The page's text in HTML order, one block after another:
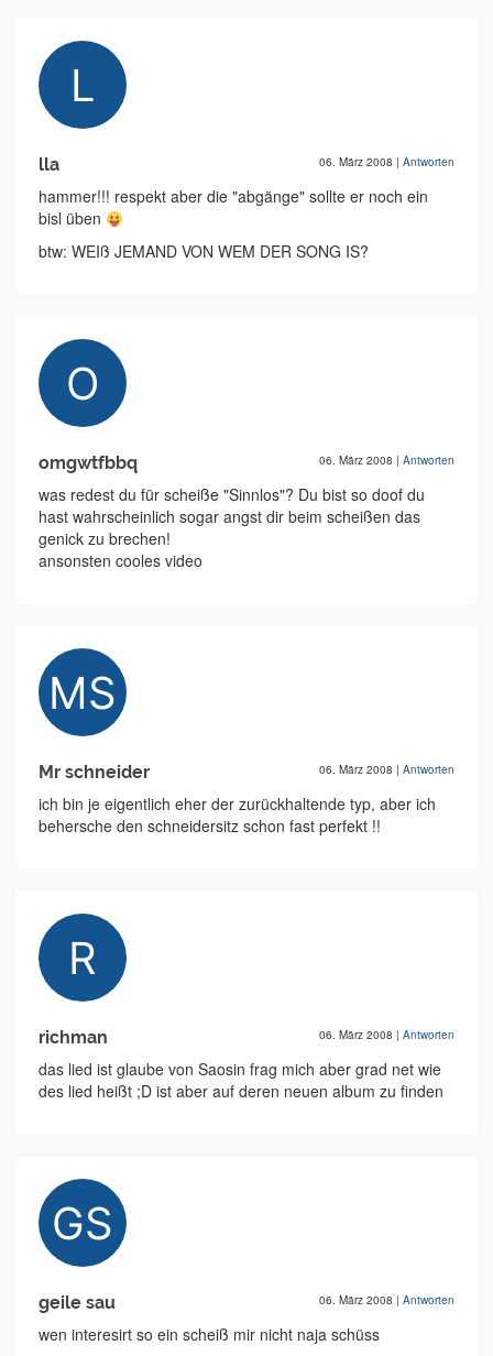
lla 06. März 2008 | Antworten
hammer!!! respekt aber die "abgänge" sollte er noch ein
bisl üben
btw: WEIß JEMAND VON WEM DER SONG IS?
omgwtfbbq 06. März 2008 | Antworten
was redest du für scheiße "Sinnlos"? Du bist so doof du
hast wahrscheinlich sogar angst dir beim scheißen das
genick zu brechen!
ansonsten cooles video
Mr schneider 06. März 2008 | Antworten
ich bin je eigentlich eher der zurückhaltende typ, aber ich
behersche den schneidersitz schon fast perfekt !!
richman 06. März 2008 | Antworten
das lied ist glaube von Saosin frag mich aber grad net wie
des lied heißt ;D ist aber auf deren neuen album zu finden
geile sau 06. März 2008 | Antworten
wen interesirt so ein scheiß mir nicht naja schüss